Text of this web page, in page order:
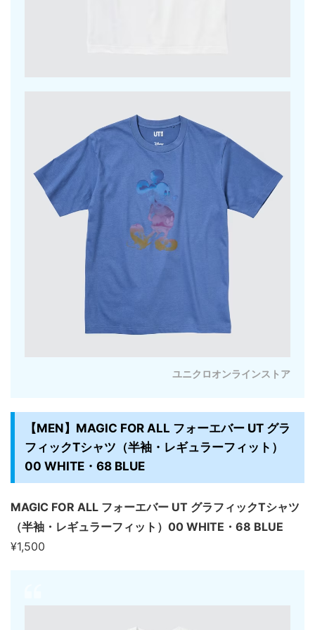
ユニクロオンラインストア
【MEN】MAGIC FOR ALL フォーエバー UT グラ
フィックTシャツ（半袖・レギュラーフィット）
00 WHITE・68 BLUE
MAGIC FOR ALL フォーエバー UT グラフィックTシャツ
（半袖・レギュラーフィット）00 WHITE・68 BLUE
¥1,500